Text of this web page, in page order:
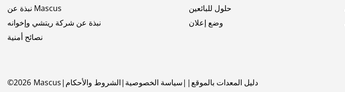
نبذة عن Mascus
نبذة عن شركة ريتشي وإخوانه
نصائح أمنية
حلول للبائعين
وضع إعلان
©2026 Mascus الشروط والأحكام سياسة الخصوصية دليل المعدات بالموقع